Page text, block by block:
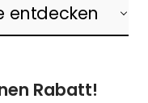
entdecken
Rabatt!